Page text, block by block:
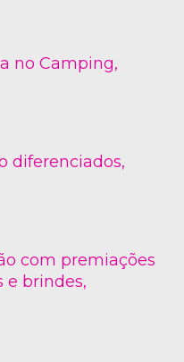
no Camping,
diferenciados,
com premiações
e brindes,